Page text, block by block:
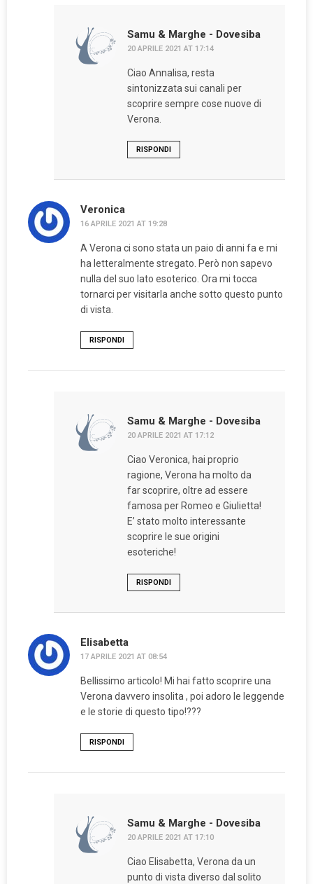
Samu & Marghe - Dovesiba
20 APRILE 2021 AT 17:14
Ciao Annalisa, resta
sintonizzata sui canali per
scoprire sempre cose nuove di
Verona.
RISPONDI
Veronica
16 APRILE 2021 AT 19:28
A Verona ci sono stata un paio di anni fa e mi
ha letteralmente stregato. Però non sapevo
nulla del suo lato esoterico. Ora mi tocca
tornarci per visitarla anche sotto questo punto
di vista.
RISPONDI
Samu & Marghe - Dovesiba
20 APRILE 2021 AT 17:12
Ciao Veronica, hai proprio
ragione, Verona ha molto da
far scoprire, oltre ad essere
famosa per Romeo e Giulietta!
E’ stato molto interessante
scoprire le sue origini
esoteriche!
RISPONDI
Elisabetta
17 APRILE 2021 AT 08:54
Bellissimo articolo! Mi hai fatto scoprire una
Verona davvero insolita , poi adoro le leggende
e le storie di questo tipo!???
RISPONDI
Samu & Marghe - Dovesiba
20 APRILE 2021 AT 17:10
Ciao Elisabetta, Verona da un
punto di vista diverso dal solito